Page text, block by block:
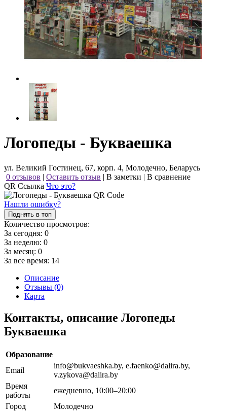
Логопеды - Букваешка
ул. Великий Гостинец, 67, корп. 4, Молодечно, Беларусь
0 отзывов | Оставить отзыв | В заметки | В сравнение
QR Ссылка Что это?
Нашли ошибку?
Поднять в топ
Количество просмотров:
За сегодня: 0
За неделю: 0
За месяц: 0
За все время: 14
Описание
Отзывы (0)
Карта
Контакты, описание Логопеды
Букваешка
Образование
Email
info@bukvaeshka.by, e.faenko@dalira.by,
v.zykova@dalira.by
Время
работы
ежедневно, 10:00–20:00
Город
Молодечно